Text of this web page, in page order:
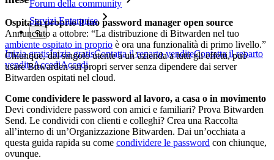
Forum della community
Servizi Enterprise
Inizia gratisInizia gratisContatta il reparto venditeContatta il reparto
venditeAccediAccedi
Ospita in proprio il tuo password manager open source
Annunciato a ottobre: “La distribuzione di Bitwarden nel tuo
ambiente ospitato in proprio è ora una funzionalità di primo livello.”
Chiunque, dal singolo utente a un’azienda a tutti gli effetti, può
usare Bitwarden sui propri server senza dipendere dai server
Bitwarden ospitati nel cloud.
Come condividere le password al lavoro, a casa o in movimento
Devi condividere password con amici e familiari? Prova Bitwarden
Send. Le condividi con clienti e colleghi? Crea una Raccolta
all’interno di un’Organizzazione Bitwarden. Dai un’occhiata a
questa guida rapida su come condividere le password con chiunque,
ovunque.